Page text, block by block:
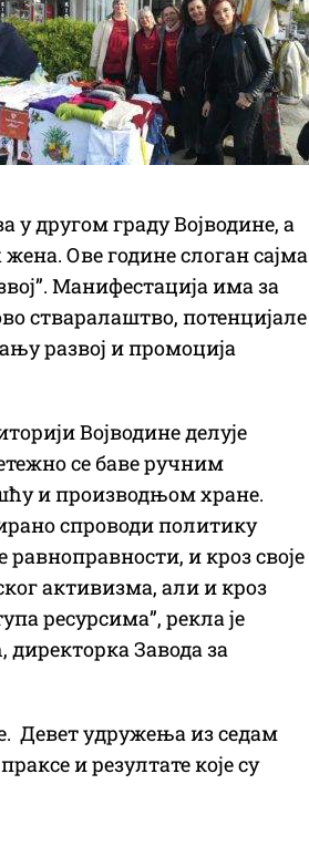
у другом граду Војводине, а
Ове године слоган сајма
Манифестација има за
стваралаштво, потенцијале
развој и промоција
Војводине делује
се баве ручним
и производњом хране.
спроводи политику
и кроз своје
активизма, али и кроз
ресурсима”, рекла је
Завода за
Девет удружења из седам
и резултате које су